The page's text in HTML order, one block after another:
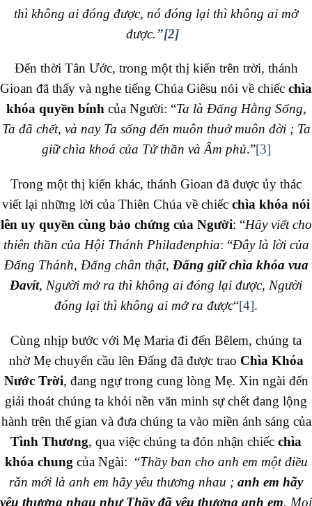
thì không ai đóng được, nó đóng lại thì không ai mở
được.”[2]
Đến thời Tân Ước, trong một thị kiến trên trời, thánh
Gioan đã thấy và nghe tiếng Chúa Giêsu nói về chiếc chìa
khóa quyền bínhcủa Người: “Ta là Đấng Hằng Sống,
Ta đã chết, và nay Ta sống đến muôn thuở muôn đời ; Ta
giữ chìa khoá của Tử thần và Âm phủ.”[3]
Trong một thị kiến khác, thánh Gioan đã được ủy thác
viết lại những lời của Thiên Chúa về chiếc chìa khóa nói
lên uy quyền cùng bảo chứng của Người: “Hãy viết cho
thiên thần của Hội Thánh Philađenphia: “Ðây là lời của
Ðấng Thánh, Ðấng chân thật, Ðấng giữ chìa khóa vua
Ðavít, Người mở ra thì không ai đóng lại được, Người
đóng lại thì không ai mở ra được“[4].
Cùng nhịp bước với Mẹ Maria đi đến Bêlem, chúng ta
nhờ Mẹ chuyển cầu lên Đấng đã được trao Chìa Khóa
Nước Trời, đang ngự trong cung lòng Mẹ. Xin ngài đến
giải thoát chúng ta khỏi nền văn minh sự chết đang lộng
hành trên thế gian và đưa chúng ta vào miền ánh sáng của
Tình Thương, qua việc chúng ta đón nhận chiếc chìa
khóa chung của Ngài: “Thầy ban cho anh em một điều
răn mới là anh em hãy yêu thương nhau ; anh em hãy
yêu thương nhau như Thầy đã yêu thương anh em. Mọi